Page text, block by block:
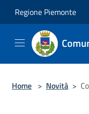
Regione Piemonte
Home > Novità >